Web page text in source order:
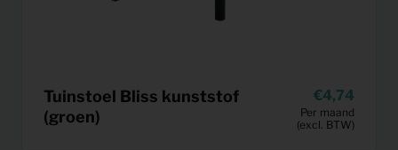
Tuinstoel Bliss kunststof
(groen)
4,74
Per maand
(excl. BTW)